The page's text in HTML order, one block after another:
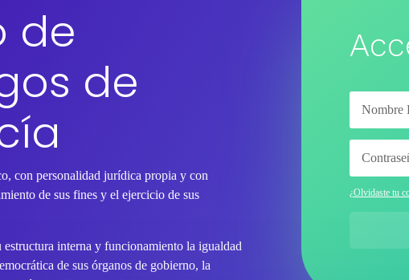
de
de
con personalidad jurídica propia y con
de sus fines y el ejercicio de sus
estructura interna y funcionamiento la igualdad
de sus órganos de gobierno, la
¿Olvidaste tu